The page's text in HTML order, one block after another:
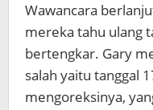
Wawancara
mereka tahu ulang
bertengkar. Gary
salah yaitu tanggal
mengoreksinya,